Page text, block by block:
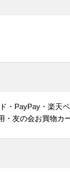
・PayPay・楽天
・友の会お買物カ